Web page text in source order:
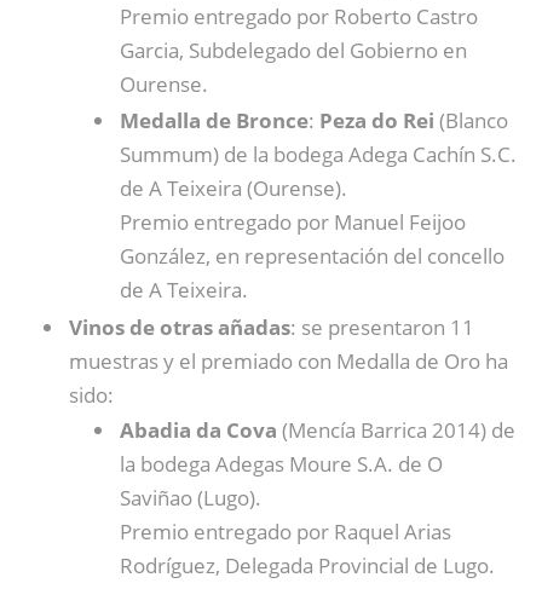
Premio entregado por Roberto Castro
Garcia, Subdelegado del Gobierno en
Ourense.
Medalla de Bronce: Peza do Rei (Blanco
Summum) de la bodega Adega Cachín S.C.
de A Teixeira (Ourense).
Premio entregado por Manuel Feijoo
González, en representación del concello
de A Teixeira.
Vinos de otras añadas: se presentaron 11
muestras y el premiado con Medalla de Oro ha
sido:
Abadia da Cova (Mencía Barrica 2014) de
la bodega Adegas Moure S.A. de O
Saviñao (Lugo).
Premio entregado por Raquel Arias
Rodríguez, Delegada Provincial de Lugo.